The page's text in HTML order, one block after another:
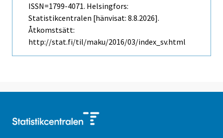
ISSN=1799-4071. Helsingfors:
Statistikcentralen [hänvisat: 8.8.2026].
Åtkomstsätt:
http://stat.fi/til/maku/2016/03/index_sv.html